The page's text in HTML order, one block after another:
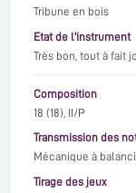
Tribune en bois
Etat de l'instrument
Très bon, tout à fait
Composition
18 (18), II/P
Transmission des
Mécanique à
Tirage des jeux